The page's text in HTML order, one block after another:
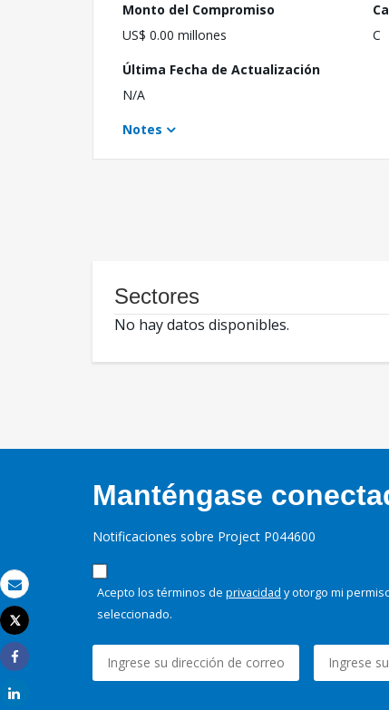
Correo electrónico
Imprimir
Tweet
Share
Monto del Compromiso
US$ 0.00 millones
C
Última Fecha de Actualización
N/A
Notes
Sectores
No hay datos disponibles.
Manténgase
Notificaciones sobre Project P044600
Acepto los términos de privacidad y otorgo mi
seleccionado.